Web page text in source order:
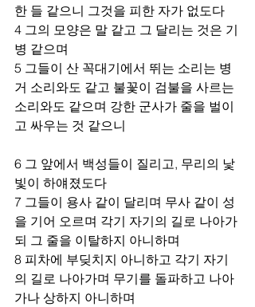
한 들 같으니 그것을 피한 자가 없도다
4 그의 모양은 말 같고 그 달리는 것은 기
병 같으며
5 그들이 산 꼭대기에서 뛰는 소리는 병
거 소리와도 같고 불꽃이 검불을 사르는
소리와도 같으며 강한 군사가 줄을 벌이
고 싸우는 것 같으니
6 그 앞에서 백성들이 질리고, 무리의 낯
빛이 하얘졌도다
7 그들이 용사 같이 달리며 무사 같이 성
을 기어 오르며 각기 자기의 길로 나아가
되 그 줄을 이탈하지 아니하며
8 피차에 부딪치지 아니하고 각기 자기
의 길로 나아가며 무기를 돌파하고 나아
가나 상하지 아니하며